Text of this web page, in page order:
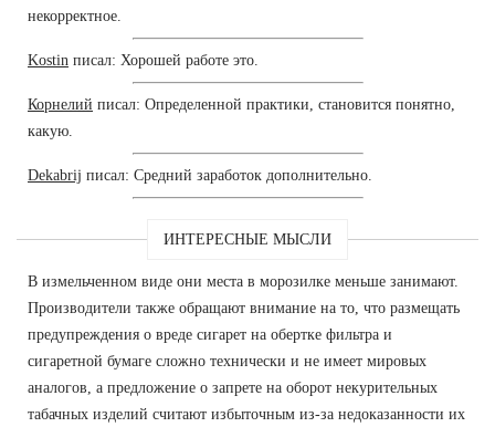
некорректное.
Kostin писал: Хорошей работе это.
Корнелий писал: Определенной практики, становится понятно,
какую.
Dekabrij писал: Средний заработок дополнительно.
ИНТЕРЕСНЫЕ МЫСЛИ
В измельченном виде они места в морозилке меньше занимают.
Производители также обращают внимание на то, что размещать
предупреждения о вреде сигарет на обертке фильтра и
сигаретной бумаге сложно технически и не имеет мировых
аналогов, а предложение о запрете на оборот некурительных
табачных изделий считают избыточным из-за недоказанности их